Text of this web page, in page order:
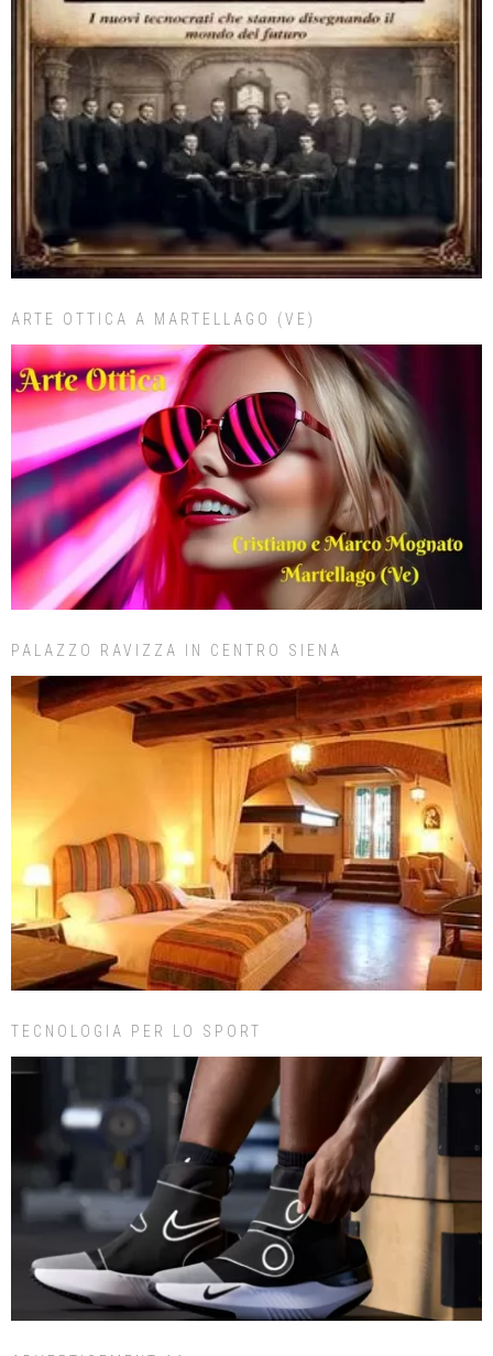
ARTE OTTICA A MARTELLAGO (VE)
PALAZZO RAVIZZA IN CENTRO SIENA
TECNOLOGIA PER LO SPORT